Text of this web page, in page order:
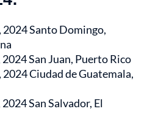
2024 Santo Domingo,
San Juan, Puerto Rico
2024 Ciudad de Guatemala,
San Salvador, El